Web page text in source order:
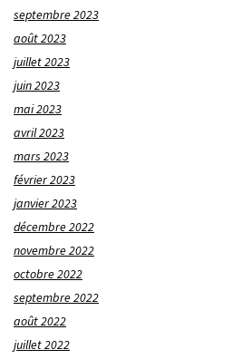
septembre 2023
août 2023
juillet 2023
juin 2023
mai 2023
avril 2023
mars 2023
février 2023
janvier 2023
décembre 2022
novembre 2022
octobre 2022
septembre 2022
août 2022
juillet 2022